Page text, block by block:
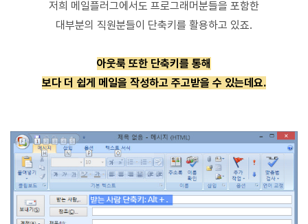
저희 메일플러그에서도 프로그래머분들을 포함한
대부분의 직원분들이 단축키를 활용하고 있죠.
아웃룩 또한 단축키를 통해
보다 더 쉽게 메일을 작성하고 주고받을 수 있는데요.